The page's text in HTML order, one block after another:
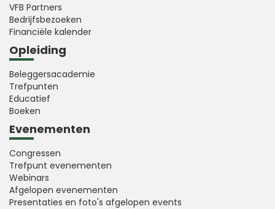
VFB Partners
Bedrijfsbezoeken
Financiële kalender
Opleiding
Beleggersacademie
Trefpunten
Educatief
Boeken
Evenementen
Congressen
Trefpunt evenementen
Webinars
Afgelopen evenementen
Presentaties en foto's afgelopen events